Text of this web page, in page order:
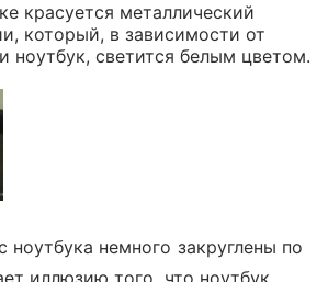
красуется металлический
который, в зависимости от
ноутбук, светится белым цветом.
немного закруглены по